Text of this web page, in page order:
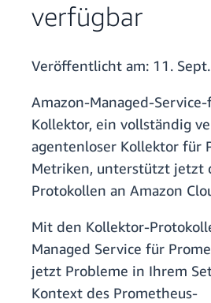
verfügbar
Veröffentlicht am: 11.
Amazon-Managed-
Kollektor, ein vollständig
agentenloser Kollektor für
Metriken, unterstützt jetzt
Protokollen an Amazon
Mit den Kollektor-
Managed Service für
jetzt Probleme in Ihrem
Kontext des Prometheus-